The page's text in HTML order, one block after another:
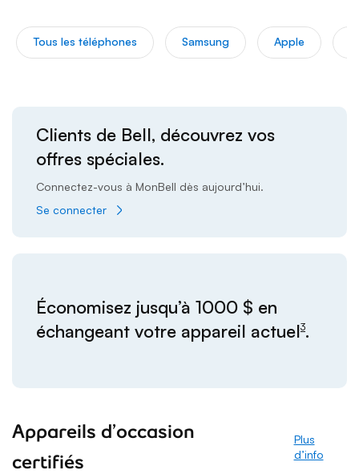
Device Filters
Tous les téléphones Samsung Apple
Clients de Bell, découvrez vos
offres spéciales.
Connectez-vous à MonBell dès aujourd’hui.
Se connecter
Économisez jusqu’à 1000 $ en
échangeant votre appareil actuel
footnote
3.
Appareils d’occasion
certifiés
Plus
d’info
rmation sur